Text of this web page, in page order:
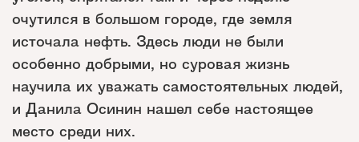
очутился в большом городе, где земля
источала нефть. Здесь люди не были
особенно добрыми, но суровая жизнь
научила их уважать самостоятельных людей,
и Данила Осинин нашел себе настоящее
место среди них.